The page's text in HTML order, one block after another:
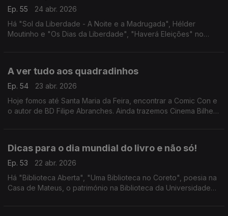
Ep. 55
24 abr. 2026
Há "Sol da Liberdade - A Noite e a Madrugada", Hélder
Moutinho e "Os Dias da Liberdade", "Haverá Eleições" no
A ver tudo aos quadradinhos
Ep. 54
23 abr. 2026
Hoje fomos até Santa Maria da Feira, encontrar a Comic Con e
o autor de BD Filipe Abranches. Ainda trazemos Cinema Bilhete
Dicas para o dia mundial do livro e não só!
Ep. 53
22 abr. 2026
Há "Biblioteca Aberta", "Uma Biblioteca no Coreto", poesia na
Casa de Mateus, o património na Biblioteca da Universidade